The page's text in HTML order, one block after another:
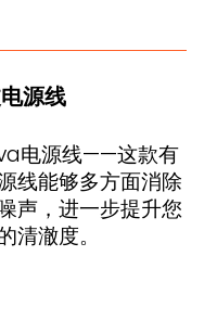
源线
电源线——这款有
线能够多方面消除
声，进一步提升您
清澈度。